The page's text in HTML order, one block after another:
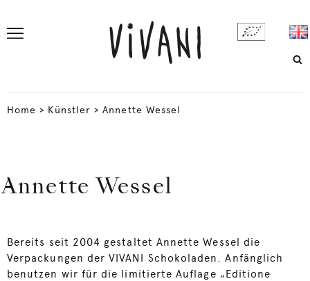
Home > Künstler >Annette Wessel
Annette Wessel
Bereits seit 2004 gestaltet Annette Wessel die
Verpackungen der VIVANI Schokoladen. Anfänglich
benutzen wir für die limitierte Auflage „Editione